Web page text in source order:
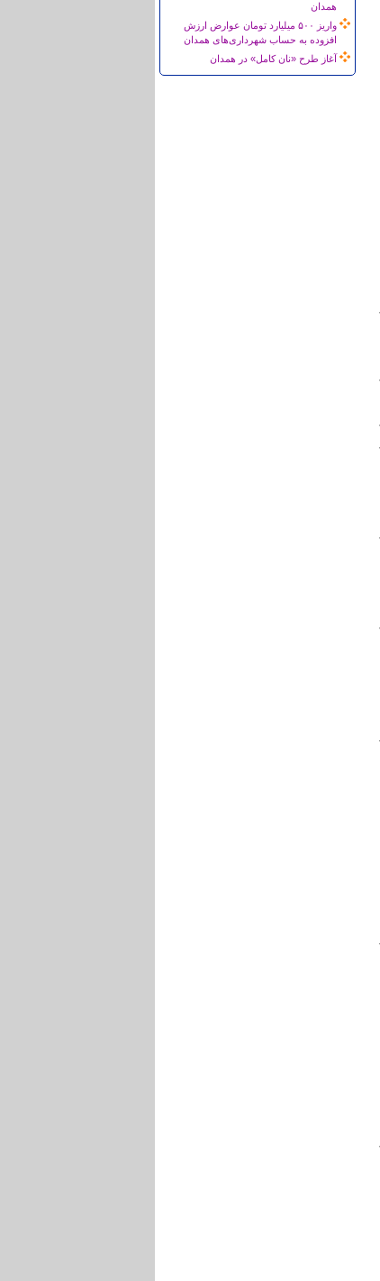
همدان
واریز ۵۰۰ میلیارد تومان عوارض ارزش
افزوده به حساب شهرداری‌های همدان
آغاز طرح «نان کامل» در همدان